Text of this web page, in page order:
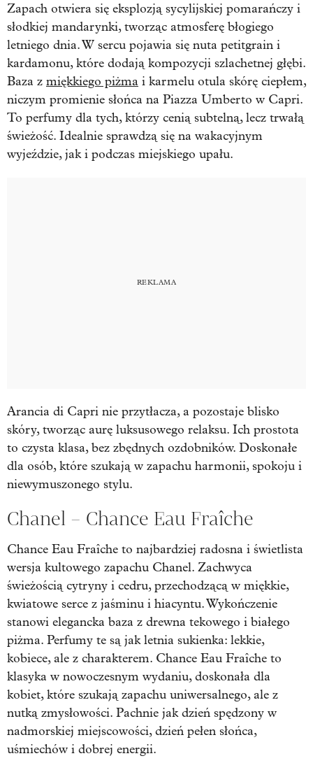
Zapach otwiera się eksplozją sycylijskiej pomarańczy i
słodkiej mandarynki, tworząc atmosferę błogiego
letniego dnia. W sercu pojawia się nuta petitgrain i
kardamonu, które dodają kompozycji szlachetnej głębi.
Baza z miękkiego piżma i karmelu otula skórę ciepłem,
niczym promienie słońca na Piazza Umberto w Capri.
To perfumy dla tych, którzy cenią subtelną, lecz trwałą
świeżość. Idealnie sprawdzą się na wakacyjnym
wyjeździe, jak i podczas miejskiego upału.
Arancia di Capri nie przytłacza, a pozostaje blisko
skóry, tworząc aurę luksusowego relaksu. Ich prostota
to czysta klasa, bez zbędnych ozdobników. Doskonałe
dla osób, które szukają w zapachu harmonii, spokoju i
niewymuszonego stylu.
Chanel – Chance Eau Fraîche
Chance Eau Fraîche to najbardziej radosna i świetlista
wersja kultowego zapachu Chanel. Zachwyca
świeżością cytryny i cedru, przechodzącą w miękkie,
kwiatowe serce z jaśminu i hiacyntu. Wykończenie
stanowi elegancka baza z drewna tekowego i białego
piżma. Perfumy te są jak letnia sukienka: lekkie,
kobiece, ale z charakterem. Chance Eau Fraîche to
klasyka w nowoczesnym wydaniu, doskonała dla
kobiet, które szukają zapachu uniwersalnego, ale z
nutką zmysłowości. Pachnie jak dzień spędzony w
nadmorskiej miejscowości, dzień pełen słońca,
uśmiechów i dobrej energii.